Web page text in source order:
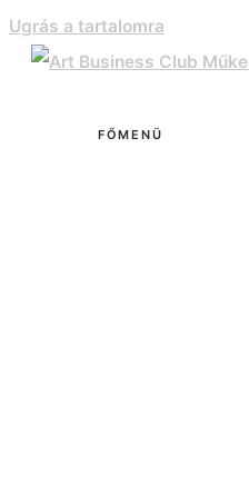
Ugrás a tartalomra
FŐMENÜ